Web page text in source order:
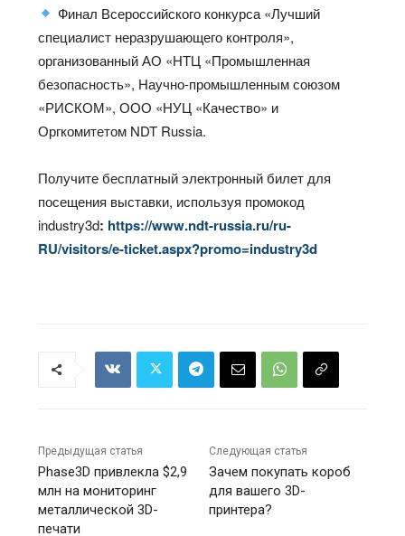
Финал Всероссийского конкурса «Лучший
специалист неразрушающего контроля»,
организованный АО «НТЦ «Промышленная
безопасность», Научно-промышленным союзом
«РИСКОМ», ООО «НУЦ «Качество» и
Оргкомитетом NDT Russia.
Получите бесплатный электронный билет для
посещения выставки, используя промокод
industry3d: https://www.ndt-russia.ru/ru-
RU/visitors/e-ticket.aspx?promo=industry3d
Предыдущая статья
Phase3D привлекла $2,9
млн на мониторинг
металлической 3D-
печати
Следующая статья
Зачем покупать короб
для вашего 3D-
принтера?